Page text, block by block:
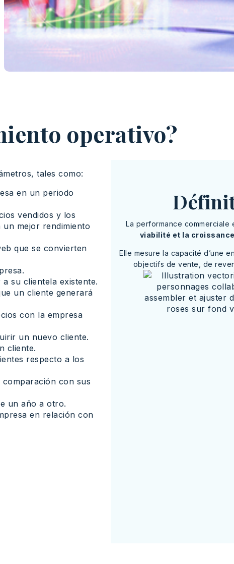
operativo?
tales como:
en un periodo
vendidos y los
un mejor rendimiento
que se convierten
su clientela existente.
un cliente generará
con la empresa
un nuevo cliente.
cliente.
respecto a los
con sus
un año a otro.
en relación con
La performance commerciale
viabilité et la croissance
Elle mesure la capacité d’une
objectifs de vente, de